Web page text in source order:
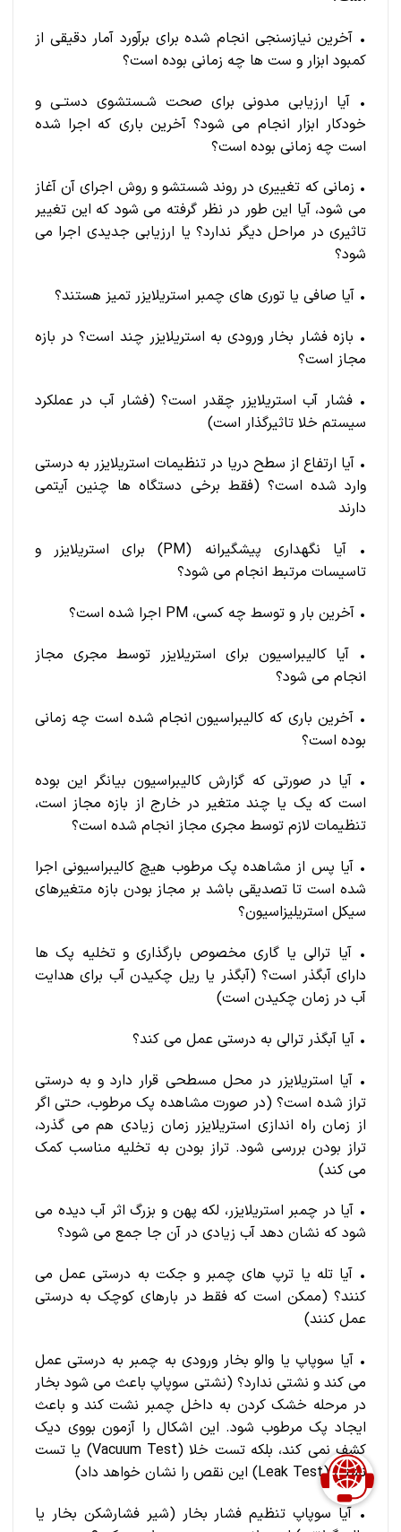
• آخرین نیازسنجی انجام شده برای برآورد آمار دقیقی از
کمبود ابزار و ست ها چه زمانی بوده است؟
• آیا ارزیابی مدونی برای صحت شـستشوی دستـی و
خودکار ابزار انجام می شود؟ آخرین باری که اجرا شده
است چه زمانی بوده است؟
• زمانی که تغییری در روند شستشو و روش اجرای آن آغاز
می شود، آیا این طور در نظر گرفته می شود که این تغییر
تاثیری در مراحل دیگر ندارد؟ یا ارزیابی جدیدی اجرا می
شود؟
• آیا صافی یا توری های چمبر استریلایزر تمیز هستند؟
• بازه فشار بخار ورودی به استریلایزر چند است؟ در بازه
مجاز است؟
• فشار آب استریلایزر چقدر است؟ (فشار آب در عملکرد
سیستم خلا تاثیرگذار است)
• آیا ارتفاع از سطح دریا در تنظیمات استریلایزر به درستی
وارد شده است؟ (فقط برخی دستگاه ها چنین آیتمی
دارند
• آیا نگهداری پیشگیرانه (PM) برای استریلایزر و
تاسیسات مرتبط انجام می شود؟
• آخرین بار و توسط چه کسی، PM اجرا شده است؟
• آیا کالیبراسیون برای استریلایزر توسط مجری مجاز
انجام می شود؟
• آخرین باری که کالیبراسیون انجام شده است چه زمانی
بوده است؟
• آیا در صورتی که گزارش کالیبراسیون بیانگر این بوده
است که یک یا چند متغیر در خارج از بازه مجاز است،
تنظیمات لازم توسط مجری مجاز انجام شده است؟
• آیا پس از مشاهده پک مرطوب هیچ کالیبراسیونی اجرا
شده است تا تصدیقی باشد بر مجاز بودن بازه متغیرهای
سیکل استریلیزاسیون؟
• آیا ترالی یا گاری مخصوص بارگذاری و تخلیه پک ها
دارای آبگذر است؟ (آبگذر یا ریل چکیدن آب برای هدایت
آب در زمان چکیدن است)
• آیا آبگذر ترالی به درستی عمل می کند؟
• آیا استریلایزر در محل مسطحی قرار دارد و به درستی
تراز شده است؟ (در صورت مشاهده پک مرطوب، حتی اگر
از زمان راه اندازی استریلایزر زمان زیادی هم می گذرد،
تراز بودن بررسی شود. تراز بودن به تخلیه مناسب کمک
می کند)
• آیا در چمبر استریلایزر، لکه پهن و بزرگ اثر آب دیده می
شود که نشان دهد آب زیادی در آن جا جمع می شود؟
• آیا تله یا ترپ های چمبر و جکت به درستی عمل می
کنند؟ (ممکن است که فقط در بارهای کوچک به درستی
عمل کنند)
• آیا سوپاپ یا والو بخار ورودی به چمبر به درستی عمل
می کند و نشتی ندارد؟ (نشتی سوپاپ باعث می شود بخار
در مرحله خشک کردن به داخل چمبر نشت کند و باعث
ایجاد پک مرطوب شود. این اشکال را آزمون بووی دیک
کشف نمی کند، بلکه تست خلا (Vacuum Test) یا تست
نشتی (Leak Test) این نقص را نشان خواهد داد)
• آیا سوپاپ تنظیم فشار بخار (شیر فشارشکن بخار یا